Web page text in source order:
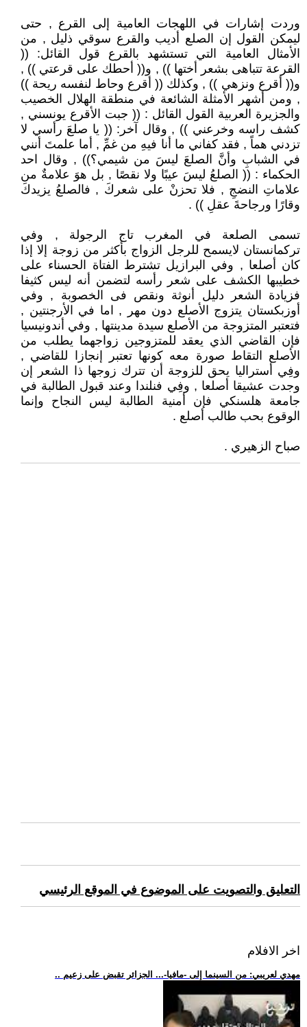
وردت إشارات في اللهجات العامية إلى القرع , حتى
ليمكن القول إن الصلع أديب والقرع سوقي ذليل , من
الأمثال العامية التي تستشهد بالقرع قول القائل: ((
القرعة تتباهى بشعر أختها )) , و(( أحطك على قرعتي )) ,
و(( أقرع ونزهي )) , وكذلك (( أقرع وحاط لنفسه ريحة ))
, ومن أشهر الأمثلة الشائعة في منطقة الهلال الخصيب
والجزيرة العربية القول القائل : (( جبت الأقرع يونسني ,
كشف راسه وخرعني )) , وقال آخر: (( يا صلعَ رأسي لا
تزدني هماً , فقد كفاني ما أنا فيهِ من غمِّ , أما علمتَ أنني
في الشبابِ وأنَّ الصلعَ ليسَ من شيمي؟)) , وقال احد
الحكماء : (( الصلعُ ليسَ عيبًا ولا نقصًا , بل هوَ علامةٌ من
علاماتِ النضجِ , فلا تحزنْ على شعركَ , فالصلعُ يزيدكَ
وقارًا ورجاحةَ عقلِ )) .
تسمى الصلعة في المغرب تاج الرجولة , وفي
تركمانستان لايسمح للرجل الزواج بأكثر من زوجة إلا إذا
كان أصلعا , وفي البرازيل تشترط الفتاة الحسناء على
خطيبها الكشف على شعر رأسه لتضمن أنه ليس كثيفا
فزيادة الشعر دليل أنوثة ونقص فى الخصوبة , وفي
أوزبكستان يتزوج الأصلع دون مهر , اما في الأرجنتين ,
فتعتبر المتزوجة من الأصلع سيدة مدينتها , وفي أندونيسيا
فإن القاضي الذي يعقد للمتزوجين زواجهما يطلب من
الأصلع التقاط صورة معه كونها تعتبر إنجازا للقاضي ,
وفِي أستراليا يحق للزوجة أن تترك زوجها ذا الشعر إن
وجدت عشيقا أصلعا , وفِي فنلندا وعند قبول الطالبة في
جامعة هلسنكي فإن أمنية الطالبة ليس النجاح وإنما
الوقوع بحب طالب أصلع .
صباح الزهيري .
التعليق والتصويت على الموضوع في الموقع الرئيسي
اخر الافلام
.. مهدي لعريبي: من السينما إلى -مافيا-... الجزائر تقبض على زعيم